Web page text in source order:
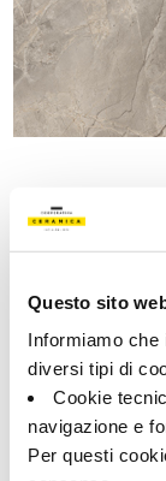
Questo sito
Informiamo
diversi tipi di
Cookie
navigazione e
Per questi
192041 |
Collezione
00785
Greige
Tipologia:
Fondo